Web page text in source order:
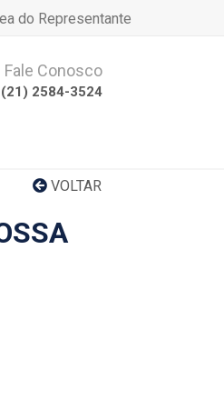
do Representante
Fale Conosco
(21) 2584-3524
VOLTAR